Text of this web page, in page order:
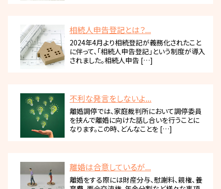
相続人申告登記とは？...
2024年4月より相続登記が義務化されたこと
に伴って、「相続人申告登記」という制度が導入
されました。相続人申告 […]
不利な発言をしないよ...
離婚調停では、家庭裁判所において調停委員
を挟んで離婚に向けた話し合いを行うことに
なります。この時、どんなことを […]
離婚は合意しているが...
離婚をする際には財産分与、慰謝料、親権、養